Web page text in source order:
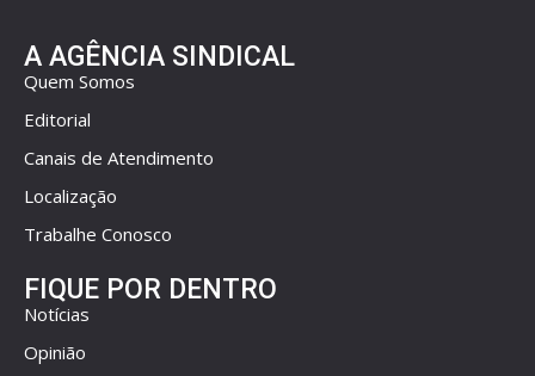
A AGÊNCIA SINDICAL
Quem Somos
Editorial
Canais de Atendimento
Localização
Trabalhe Conosco
FIQUE POR DENTRO
Notícias
Opinião